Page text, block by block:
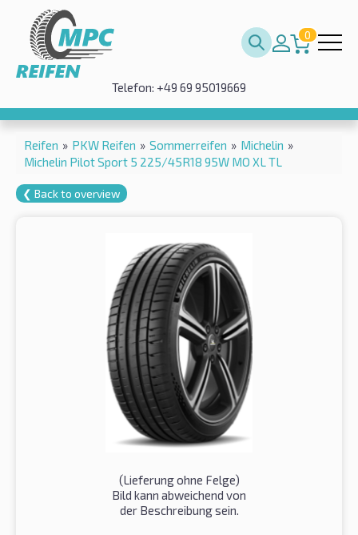
0
Telefon: +49 69 95019669
Reifen » PKW Reifen » Sommerreifen » Michelin »
Michelin Pilot Sport 5 225/45R18 95W MO XL TL
❮ Back to overview
(Lieferung ohne Felge)
Bild kann abweichend von
der Beschreibung sein.